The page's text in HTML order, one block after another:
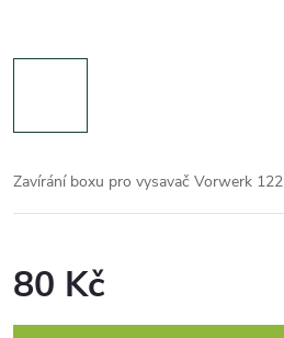
Zavírání boxu pro vysavač Vorwerk 122
80 Kč